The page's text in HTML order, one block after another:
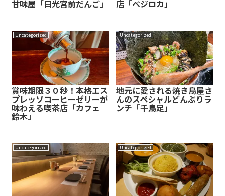
甘味屋「日光宮前だんご」 店「ベジロカ」
Uncategorized
賞味期限３０秒！本格エス
プレッソコーヒーゼリーが
味わえる喫茶店「カフェ
鈴木」
Uncategorized
地元に愛される焼き鳥屋さ
んのスペシャルどんぶりラ
ンチ「千鳥足」
Uncategorized Uncategorized